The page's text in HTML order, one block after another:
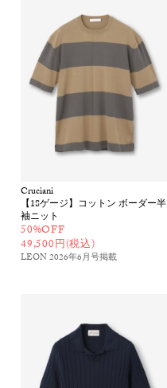
Cruciani
【18ゲージ】コットン ボーダー半
袖ニット
50%OFF
49,500円(税込)
LEON 2026年6月号掲載